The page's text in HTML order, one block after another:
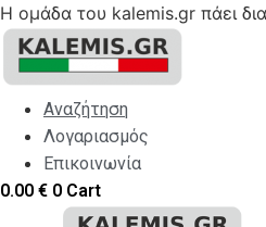
Η ομάδα του kalemis.gr πάει
Skip
content
Αναζήτηση
Λογαριασμός
Επικοινωνία
0.00 € 0 Cart